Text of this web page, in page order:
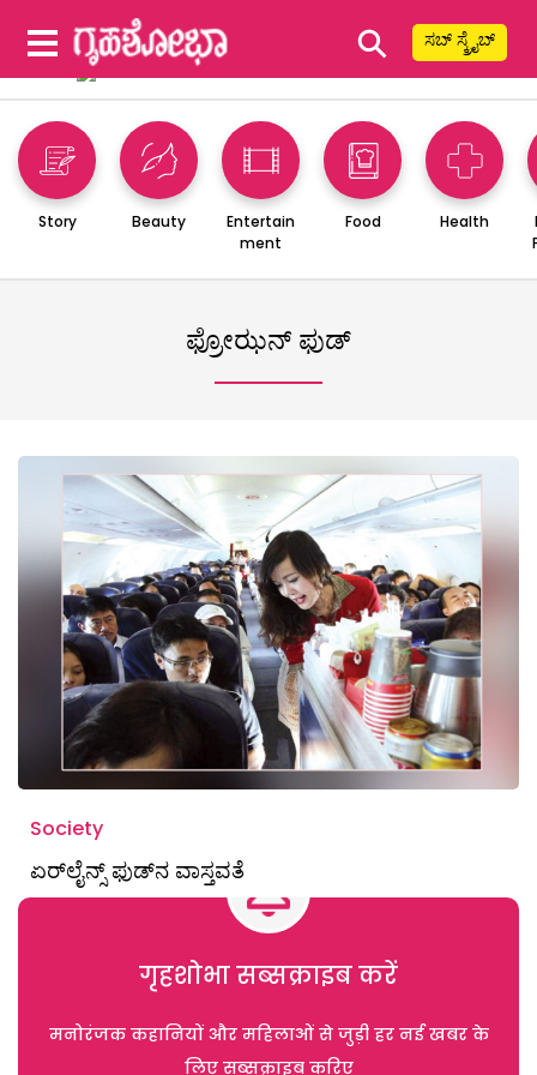
⚲ ಸಬ್ ಸ್ಕ್ರೈಬ್
Story Beauty
Entertain
ment
Food Health
ಫ್ರೋಝನ್ ಫುಡ್
Society
ಏರ್‌ಲೈನ್ಸ್ ಫುಡ್‌ನ ವಾಸ್ತವತೆ
गृहशोभा सब्सक्राइब करें
मनोरंजक कहानियों और महिलाओं से जुड़ी हर नई खबर के
लिए सब्सक्राइब करिए